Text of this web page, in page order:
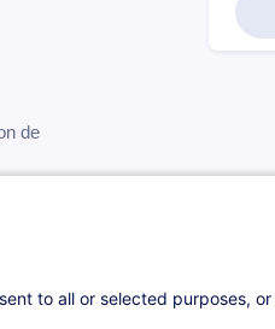
to all or selected purposes,